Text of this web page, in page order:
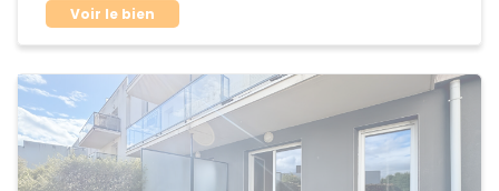
Voir le bien